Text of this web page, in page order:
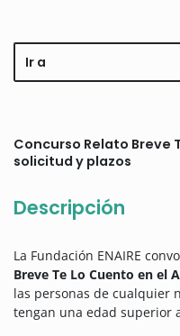
Ir a
Concurso Relato Breve
solicitud y plazos
Descripción
La Fundación ENAIRE
Breve Te Lo Cuento en el
las personas de cualquier
tengan una edad superior